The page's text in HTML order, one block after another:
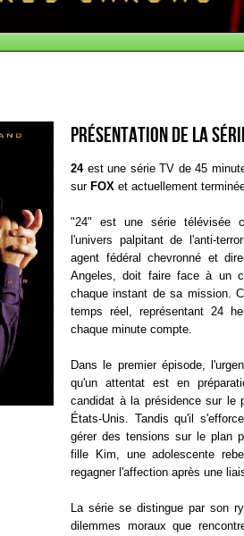
Présentation de la
24est une série TV de 45
sur FOX et actuellement
"24" est une série télévisée
l'univers palpitant de l'anti-
agent fédéral chevronné et
Angeles, doit faire face à un
chaque instant de sa mission.
temps réel, représentant 24
chaque minute compte.
Dans le premier épisode,
qu'un attentat est en
candidat à la présidence sur le
États-Unis. Tandis qu'il
gérer des tensions sur le plan
fille Kim, une adolescente
regagner l'affection après une
La série se distingue par son
dilemmes moraux que